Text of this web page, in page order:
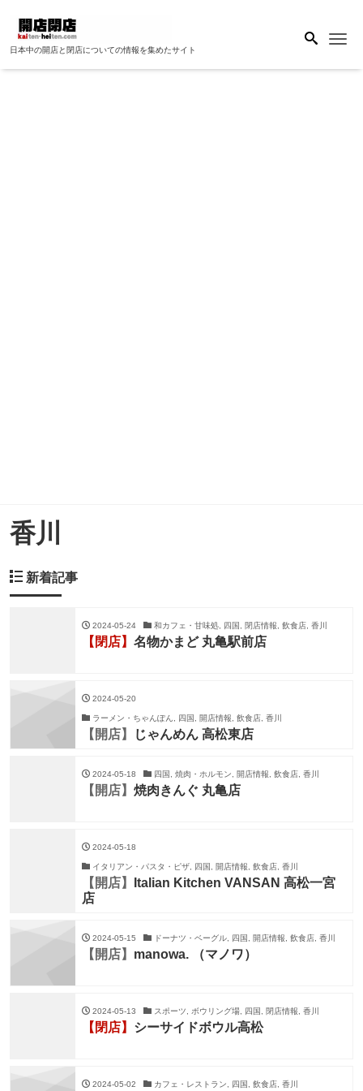
日本中の開店と閉店についての情報を集めたサイト
香川
新着記事
2024-05-24 和カフェ・甘味処, 四国, 閉店情報, 飲食店, 香川
【閉店】 名物かまど 丸亀駅前店
2024-05-20
ラーメン・ちゃんぽん, 四国, 開店情報, 飲食店, 香川
【開店】 じゃんめん 高松東店
2024-05-18 四国, 焼肉・ホルモン, 開店情報, 飲食店, 香川
【開店】 焼肉きんぐ 丸亀店
2024-05-18
イタリアン・パスタ・ピザ, 四国, 開店情報, 飲食店, 香川
【開店】
Italian Kitchen VANSAN 高松一宮
店
2024-05-15 ドーナツ・ベーグル, 四国, 開店情報, 飲食店, 香川
【開店】 manowa. （マノワ）
2024-05-13 スポーツ, ボウリング場, 四国, 閉店情報, 香川
【閉店】 シーサイドボウル高松
2024-05-02 カフェ・レストラン, 四国, 飲食店, 香川